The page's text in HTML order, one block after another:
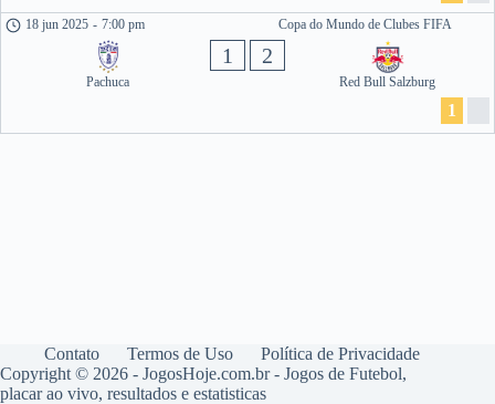
Copa do Mundo de Clubes FIFA
18 jun 2025 - 7:00 pm
Pachuca
1 2
Red Bull Salzburg
1
Contato Termos de Uso
Política de Privacidade
Copyright © 2026 - JogosHoje.com.br - Jogos de Futebol,
placar ao vivo, resultados e estatisticas